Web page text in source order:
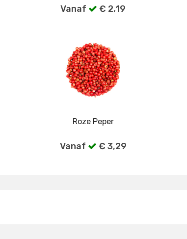
Vanaf € 2,19
Roze Peper
Vanaf € 3,29